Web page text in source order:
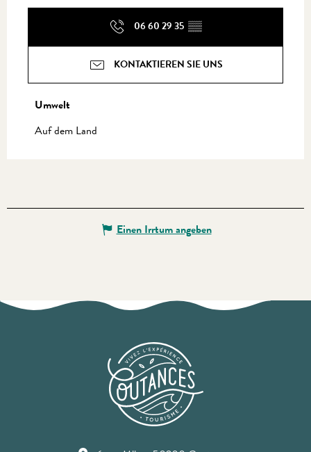
06 60 29 35 ▒▒
KONTAKTIEREN SIE UNS
Umwelt
Umwelt
Auf dem Land
Einen Irrtum angeben